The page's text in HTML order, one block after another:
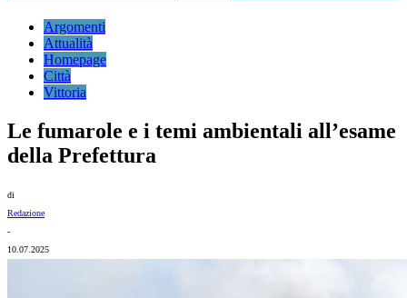
Argomenti
Attualità
Homepage
Città
Vittoria
Le fumarole e i temi ambientali all’esame
della Prefettura
di
Redazione
-
10.07.2025